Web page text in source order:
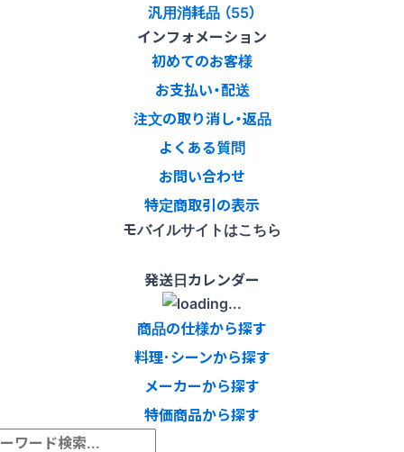
汎用消耗品 （55）
インフォメーション
初めてのお客様
お支払い・配送
注文の取り消し・返品
よくある質問
お問い合わせ
特定商取引の表示
モバイルサイトはこちら
発送日カレンダー
商品の仕様から探す
料理･シーンから探す
メーカーから探す
特価商品から探す